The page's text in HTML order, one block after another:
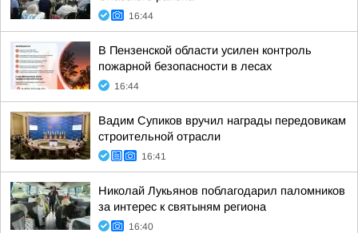
16:44
В Пензенской области усилен контроль
пожарной безопасности в лесах
16:44
Вадим Супиков вручил награды передовикам
строительной отрасли
16:41
Николай Лукьянов поблагодарил паломников
за интерес к святыням региона
16:40